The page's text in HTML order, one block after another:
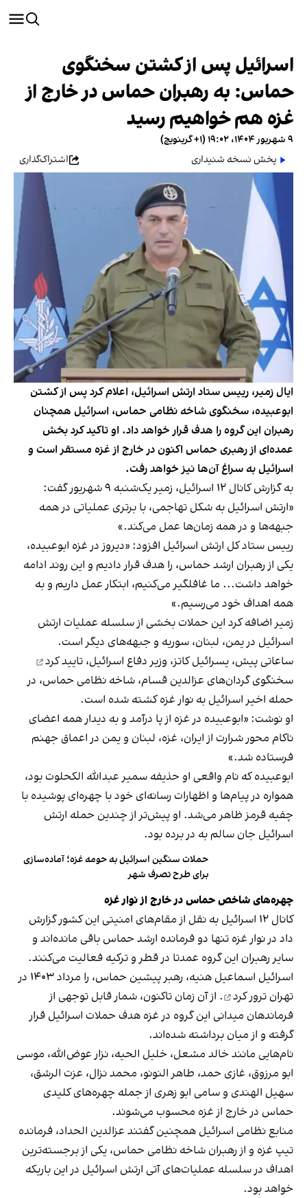
اسرائیل پس از کشتن سخنگوی
حماس: به رهبران حماس در خارج از
غزه هم خواهیم رسید
۹ شهریور ۱۴۰۴، ۱۹:۰۲ (‎+۱ گرینویچ)
پخش نسخه شنیداری
اشتراک‌گذاری
ایال زمیر، رییس ستاد ارتش اسرائیل، اعلام کرد پس از کشتن
ابوعبیده، سخنگوی شاخه نظامی حماس، اسرائیل همچنان
رهبران این گروه را هدف قرار خواهد داد. او تاکید کرد بخش
عمده‌ای از رهبری حماس اکنون در خارج از غزه مستقر است و
اسرائیل به سراغ آن‌ها نیز خواهد رفت.
به گزارش کانال ۱۲ اسرائیل، زمیر یک‌شنبه ۹ شهریور گفت:
«ارتش اسرائیل به شکل تهاجمی، با برتری عملیاتی در همه
جبهه‌ها و در همه زمان‌ها عمل می‌کند.»
رییس ستاد کل ارتش اسرائیل افزود: «دیروز در غزه ابوعبیده،
یکی از رهبران ارشد حماس، را هدف قرار دادیم و این روند ادامه
خواهد داشت... ما غافلگیر می‌کنیم، ابتکار عمل داریم و به
همه اهداف خود می‌رسیم.»
زمیر اضافه کرد این حملات بخشی از سلسله عملیات ارتش
اسرائیل در یمن، لبنان، سوریه و جبهه‌های دیگر است.
ساعاتی پیش، یسرائیل کاتز، وزیر دفاع اسرائیل، تایید کرد
سخنگوی گردان‌های عزالدین قسام، شاخه نظامی حماس، در
حمله اخیر اسرائیل به نوار غزه کشته شده است.
او نوشت: «ابوعبیده در غزه از پا درآمد و به دیدار همه اعضای
ناکام محور شرارت از ایران، غزه، لبنان و یمن در اعماق جهنم
فرستاده شد.»
ابوعبیده که نام واقعی او حذیفه سمیر عبدالله الکحلوت بود،
همواره در پیام‌ها و اظهارات رسانه‌ای خود با چهره‌ای پوشیده با
چفیه قرمز ظاهر می‌شد. او پیش‌تر از چندین حمله ارتش
اسرائیل جان سالم به در برده بود.
حملات سنگین اسرائیل به حومه غزه؛ آماده‌سازی
برای طرح تصرف شهر
چهره‌های شاخص حماس در خارج از نوار غزه
کانال ۱۲ اسرائیل به نقل از مقام‌های امنیتی این کشور گزارش
داد در نوار غزه تنها دو فرمانده ارشد حماس باقی مانده‌اند و
سایر رهبران این گروه عمدتا در قطر و ترکیه فعالیت می‌کنند.
اسرائیل اسماعیل هنیه، رهبر پیشین حماس، را مرداد ۱۴۰۳ در
تهران ترور کرد
. از آن زمان تاکنون، شمار قابل توجهی از
فرماندهان میدانی این گروه در غزه هدف حملات اسرائیل قرار
گرفته و از میان برداشته شده‌اند.
نام‌هایی مانند خالد مشعل، خلیل الحیه، نزار عوض‌الله، موسی
ابو مرزوق، غازی حمد، طاهر النونو، محمد نزال، عزت الرشق،
سهیل الهندی و سامی ابو زهری از جمله چهره‌های کلیدی
حماس در خارج از غزه محسوب می‌شوند.
منابع نظامی اسرائیل همچنین گفتند عزالدین الحداد، فرمانده
تیپ غزه و از رهبران شاخه نظامی حماس، یکی از برجسته‌ترین
اهداف در سلسله عملیات‌های آتی ارتش اسرائیل در این باریکه
خواهد بود.